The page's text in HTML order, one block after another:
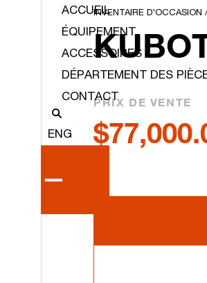
ACCUEIL
ÉQUIPEMENT
ACCESSOIRES
DÉPARTEMENT DES
CONTACT
ENG
INVENTAIRE D'OCCASION /
PRIX DE VENTE